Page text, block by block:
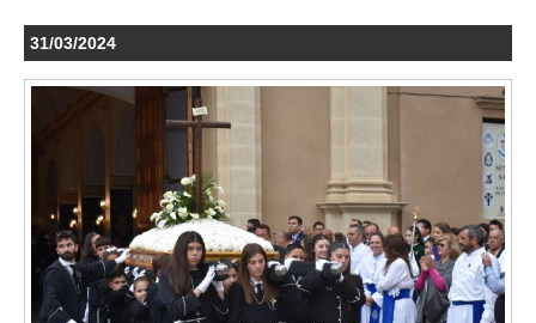
31/03/2024